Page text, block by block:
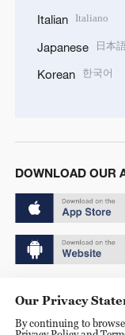
Italian Italiano
Japanese 日本
Korean 한국어
DOWNLOAD OUR
京ICP备20000184号
Our Privacy
By continuing to browse